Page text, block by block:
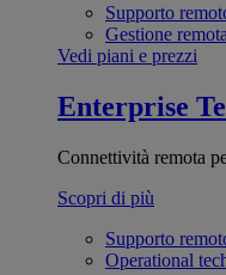
Supporto
Gestione remota
Vedi piani e prezzi
Enterprise
Connettività remota
Scopri di più
Supporto
Operational